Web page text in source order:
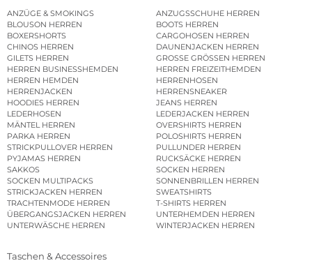
ANZÜGE & SMOKINGS
ANZUGSSCHUHE HERREN
BLOUSON HERREN
BOOTS HERREN
BOXERSHORTS
CARGOHOSEN HERREN
CHINOS HERREN
DAUNENJACKEN HERREN
GILETS HERREN
GROSSE GRÖSSEN HERREN
HERREN BUSINESSHEMDEN
HERREN FREIZEITHEMDEN
HERREN HEMDEN
HERRENHOSEN
HERRENJACKEN
HERRENSNEAKER
HOODIES HERREN
JEANS HERREN
LEDERHOSEN
LEDERJACKEN HERREN
MÄNTEL HERREN
OVERSHIRTS HERREN
PARKA HERREN
POLOSHIRTS HERREN
STRICKPULLOVER HERREN
PULLUNDER HERREN
PYJAMAS HERREN
RUCKSÄCKE HERREN
SAKKOS
SOCKEN HERREN
SOCKEN MULTIPACKS
SONNENBRILLEN HERREN
STRICKJACKEN HERREN
SWEATSHIRTS
TRACHTENMODE HERREN
T-SHIRTS HERREN
ÜBERGANGSJACKEN HERREN
UNTERHEMDEN HERREN
UNTERWÄSCHE HERREN
WINTERJACKEN HERREN
Taschen & Accessoires